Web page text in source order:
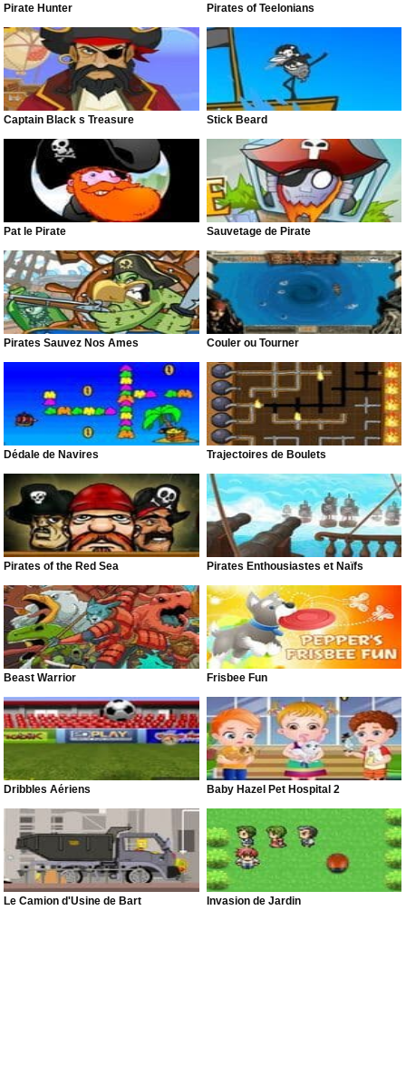
Pirate Hunter Pirates of Teelonians
Captain Black s Treasure Stick Beard
Pat le Pirate Sauvetage de Pirate
Pirates Sauvez Nos Âmes Couler ou Tourner
Dédale de Navires Trajectoires de Boulets
Pirates of the Red Sea Pirates Enthousiastes et Naïfs
Beast Warrior Frisbee Fun
Dribbles Aériens Baby Hazel Pet Hospital 2
Le Camion d'Usine de Bart Invasion de Jardin